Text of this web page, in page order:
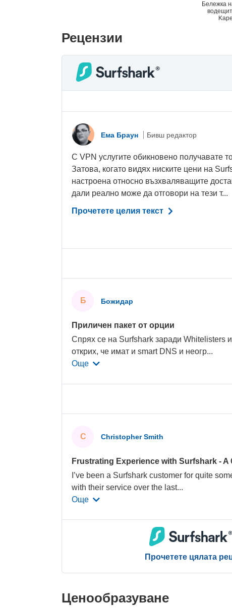
Бележка
Рецензии
Eма Браун Бивш редактор
С VPN услугите обикновено получавате
Затова, когато видях ниските цени на
настроена относно възхваляващите
дали реално може да отговори на тези т...
Прочетете целия текст
Б Божидар
Приличен пакет от opции
Спрях се на Surfshark заради Whitelisters
открих, че имат и smart DNS и неогр...
Още
C Christopher Smith
Frustrating Experience with Surfshark - A
I’ve been a Surfshark customer for quite
with their service over the last...
Още
Прочетете цялата
Ценообразуване